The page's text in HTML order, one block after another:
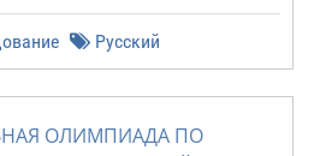
Русский